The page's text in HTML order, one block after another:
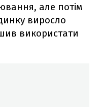
але потім
виросло
використати